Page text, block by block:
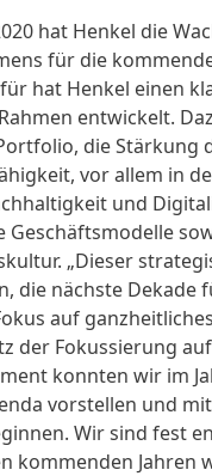
hat Henkel die
für die
hat Henkel einen
entwickelt.
die Stärkung
vor allem in
und
„Dieser
die nächste Dekade
auf
der Fokussierung
konnten wir im
vorstellen und
Wir sind fest
kommenden Jahren